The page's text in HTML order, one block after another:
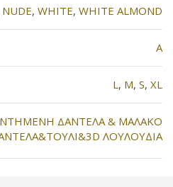
NUDE, WHITE, WHITE ALMOND
Α
L, M, S, XL
ΔΑΝΤΕΛΑ & ΜΑΛΑΚΟ
ΛΟΥΛΟΥΔΙΑ